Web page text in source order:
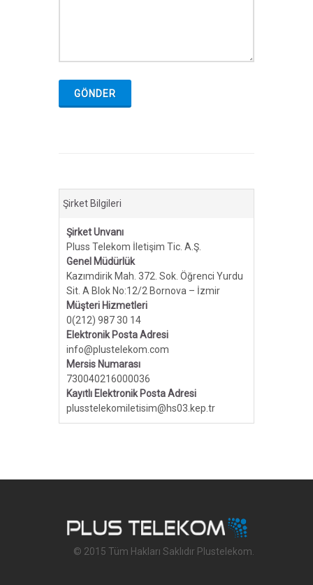
GÖNDER
Şirket Bilgileri
Şirket Unvanı
Pluss Telekom İletişim Tic. A.Ş.
Genel Müdürlük
Kazımdirik Mah. 372. Sok. Öğrenci Yurdu
Sit. A Blok No:12/2 Bornova – İzmir
Müşteri Hizmetleri
0(212) 987 30 14
Elektronik Posta Adresi
info@plustelekom.com
Mersis Numarası
730040216000036
Kayıtlı Elektronik Posta Adresi
plusstelekomiletisim@hs03.kep.tr
© 2015 Tüm Hakları Saklıdır Plustelekom.